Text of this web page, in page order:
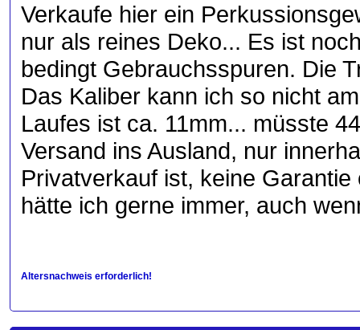
Verkaufe hier ein
nur als reines Deko... Es ist
bedingt Gebrauchsspuren. Die
Das Kaliber kann ich so nicht
Laufes ist ca. 11mm... müsste
Versand ins Ausland, nur
Privatverkauf ist, keine
hätte ich gerne immer, auch
Altersnachweis erforderlich!